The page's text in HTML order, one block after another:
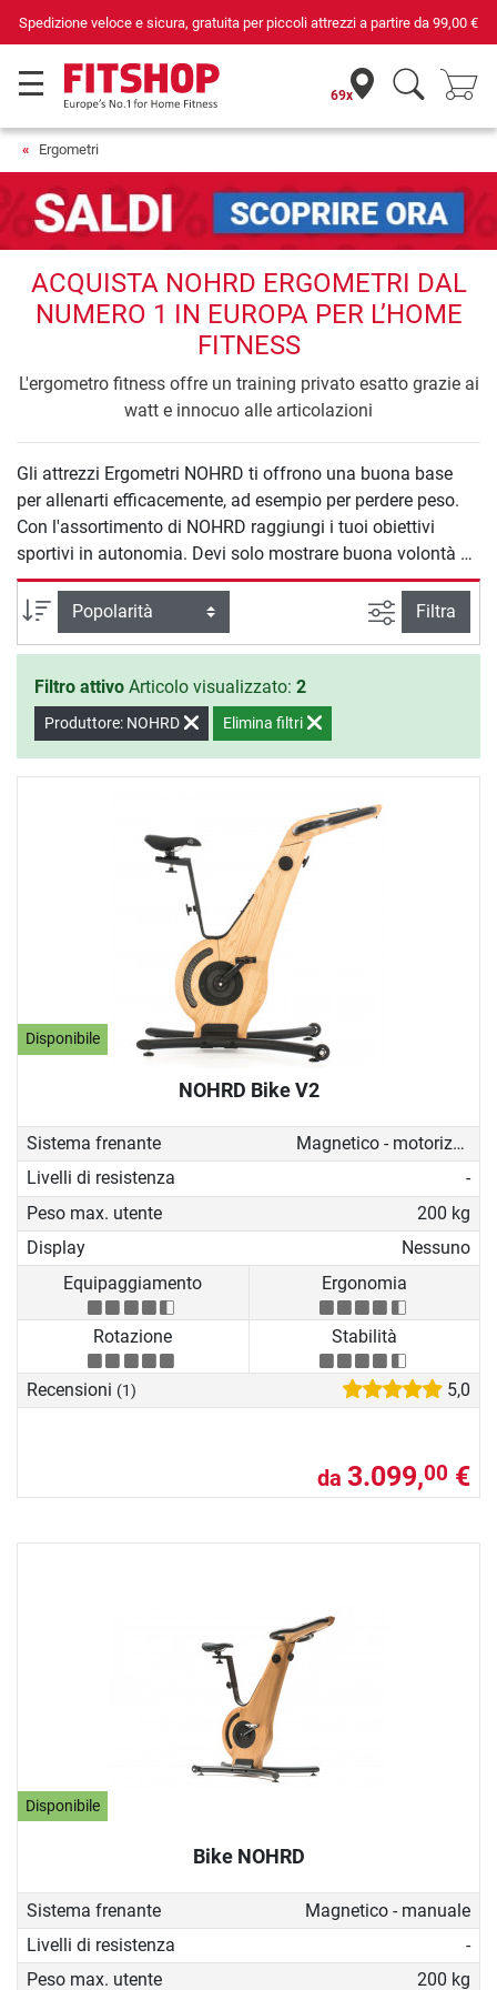
Spedizione veloce e sicura, gratuita per piccoli attrezzi a partire da 99,00 €
69x
Ergometri
ACQUISTA NOHRD ERGOMETRI DAL
NUMERO 1 IN EUROPA PER L’HOME
FITNESS
L'ergometro fitness offre un training privato esatto grazie ai
watt e innocuo alle articolazioni
Gli attrezzi Ergometri NOHRD ti offrono una buona base
per allenarti efficacemente, ad esempio per perdere peso.
Con l'assortimento di NOHRD raggiungi i tuoi obiettivi
sportivi in autonomia. Devi solo mostrare buona volontà e
cominciare ad allenarti.
Ordina per
Ricerca
Filtra
Filtro attivo Articolo visualizzato: 2
Produttore: NOHRD Elimina filtri
Disponibile
NOHRD Bike V2
Sistema frenante
Magnetico - motorizzato
Livelli di resistenza
-
Peso max. utente
200 kg
Display
Nessuno
Equipaggiamento
Ergonomia
Rotazione Stabilità
Recensioni (1) 5,0
da 3.099,00 €
Disponibile
Bike NOHRD
Sistema frenante
Magnetico - manuale
Livelli di resistenza
-
Peso max. utente
200 kg